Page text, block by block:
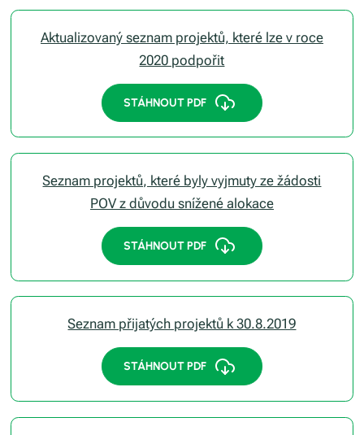
Aktualizovaný seznam projektů, které lze v roce
2020 podpořit
STÁHNOUT PDF
Seznam projektů, které byly vyjmuty ze žádosti
POV z důvodu snížené alokace
STÁHNOUT PDF
Seznam přijatých projektů k 30.8.2019
STÁHNOUT PDF